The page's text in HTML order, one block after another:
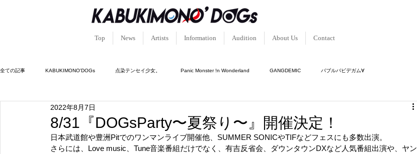
Top News Artists Information Audition About Us Contact
全ての記事 KABUKIMONO'DOGs 点染テンセイ少女。 Panic Monster !n Wonderland GANGDEMIC バブルバビデガム∀
キュン!?恋堕ちキューピッド
8/31『DOGsParty〜夏祭り〜』開催決定！
2022年8月7日
日本武道館や豊洲Pitでのワンマンライブ開催他、SUMMER SONICやTIFなどフェスにも多数出演。
さらには、Love music、Tune音楽番組だけでなく、有吉反省会、ダウンタウンDXなど人気番組出演や、ヤン